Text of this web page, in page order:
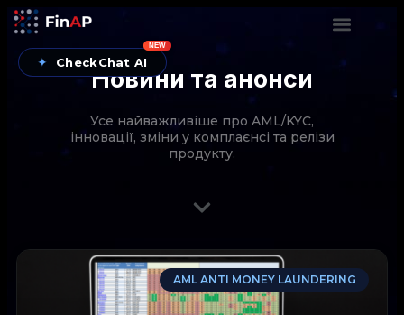
✦ CheckChat AI
NEW
Новини та анонси
Усе найважливіше про AML/KYC,
інновації, зміни у комплаєнсі та релізи
продукту.
AML ANTI MONEY LAUNDERING